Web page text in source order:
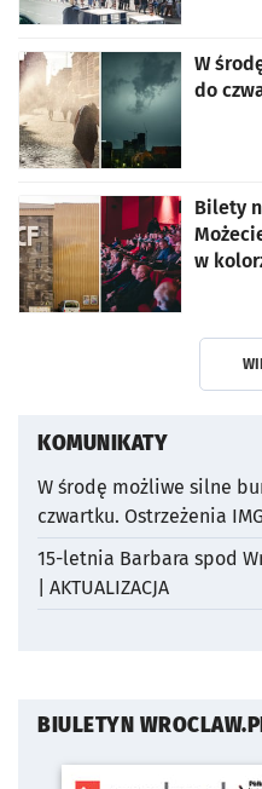
W
do
Bilety
w
KOMUNIKATY
W środę możliwe silne
czwartku. Ostrzeżenia
15-letnia Barbara spod
| AKTUALIZACJA
BIULETYN